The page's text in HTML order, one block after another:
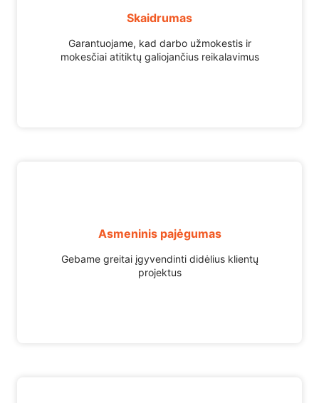
Skaidrumas
Garantuojame, kad darbo užmokestis ir
mokesčiai atitiktų galiojančius reikalavimus
Asmeninis pajėgumas
Gebame greitai įgyvendinti didėlius klientų
projektus